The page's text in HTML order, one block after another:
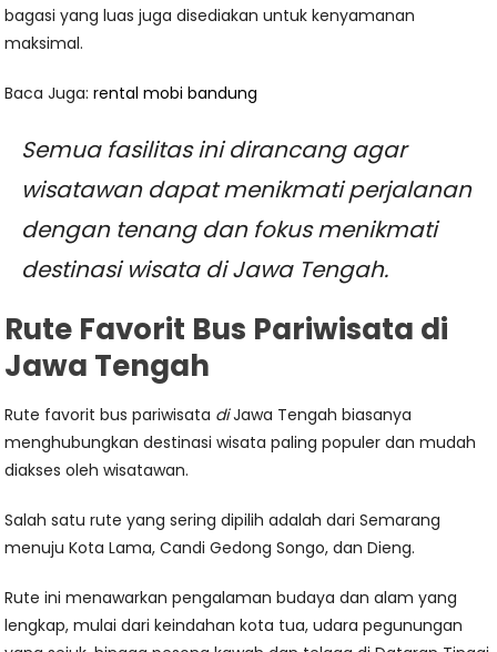
bagasi yang luas juga disediakan untuk kenyamanan
maksimal.
Baca Juga:rental mobi bandung
Semua fasilitas ini dirancang agar
wisatawan dapat menikmati perjalanan
dengan tenang dan fokus menikmati
destinasi wisata di Jawa Tengah.
Rute Favorit Bus Pariwisata di
Jawa Tengah
Rute favorit bus pariwisata diJawa Tengah biasanya
menghubungkan destinasi wisata paling populer dan mudah
diakses oleh wisatawan.
Salah satu rute yang sering dipilih adalah dari Semarang
menuju Kota Lama, Candi Gedong Songo, dan Dieng.
Rute ini menawarkan pengalaman budaya dan alam yang
lengkap, mulai dari keindahan kota tua, udara pegunungan